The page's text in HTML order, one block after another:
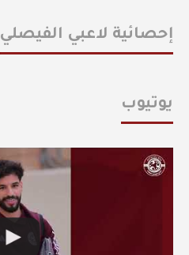
إحصائية لاعبي الفيصلي
يوتيوب